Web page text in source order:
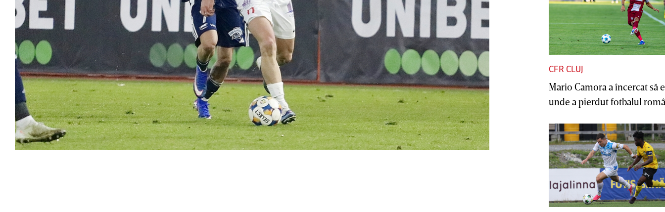
CFR CLUJ
Mario Camora a încercat să
unde a pierdut fotbalul